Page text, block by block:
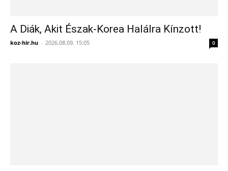
A Diák, Akit Észak-Korea Halálra Kínzott!
koz-hir.hu - 2026.08.09. 15:05 0